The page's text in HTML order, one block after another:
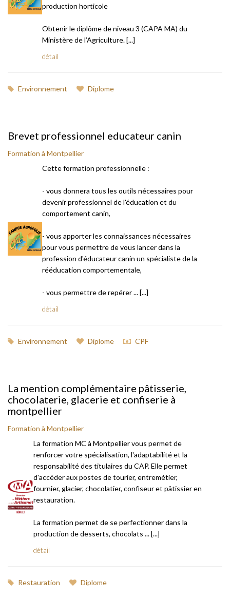
production horticole
Obtenir le diplôme de niveau 3 (CAPA MA) du
Ministère de l’Agriculture. [...]
détail
Environnement Diplome
Brevet professionnel educateur canin
Formation à Montpellier
Cette formation professionnelle :
- vous donnera tous les outils nécessaires pour
devenir professionnel de l'éducation et du
comportement canin,
- vous apporter les connaissances nécessaires
pour vous permettre de vous lancer dans la
profession d'éducateur canin un spécialiste de la
rééducation comportementale,
- vous permettre de repérer ... [...]
détail
Environnement Diplome CPF
La mention complémentaire pâtisserie,
chocolaterie, glacerie et confiserie à
montpellier
Formation à Montpellier
La formation MC à Montpellier vous permet de
renforcer votre spécialisation, l'adaptabilité et la
responsabilité des titulaires du CAP. Elle permet
d'accéder aux postes de tourier, entremétier,
fournier, glacier, chocolatier, confiseur et pâtissier en
restauration.
La formation permet de se perfectionner dans la
production de desserts, chocolats ... [...]
détail
Restauration Diplome